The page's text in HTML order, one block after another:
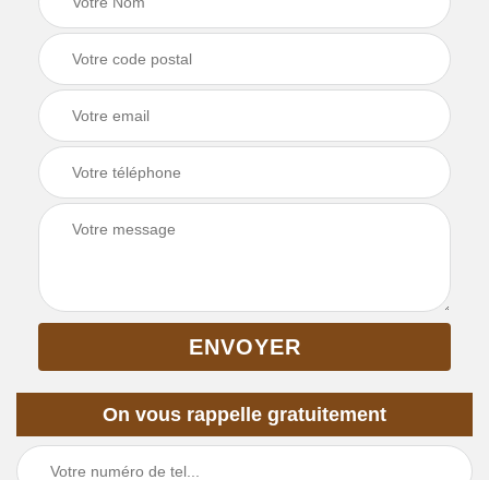
On vous rappelle gratuitement